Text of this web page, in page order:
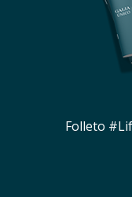
Folleto